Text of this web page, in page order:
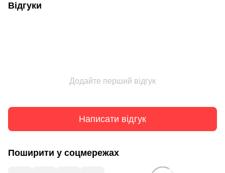
Відгуки
Додайте перший відгук
Написати відгук
Поширити у соцмережах